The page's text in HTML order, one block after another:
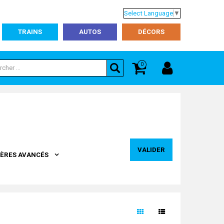
Select Language ▼
TRAINS AUTOS DÉCORS
0
AVANCÉS
VALIDER